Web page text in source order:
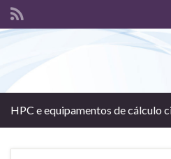
HPC e equipamentos de cálculo